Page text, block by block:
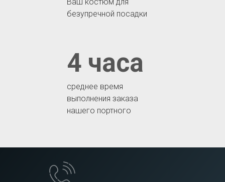
среднее время
выполнения заказа
нашего портного
4 часа
безупречной посадки